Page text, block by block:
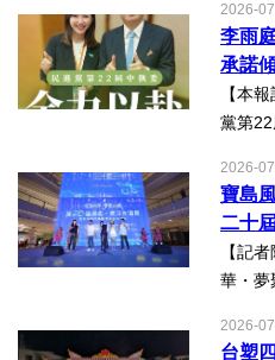
研發
準未來
伴展
2026-
李雨
承諾
雄與
【本
黨第
表示
持，深
未來
2026-
寶島
二十
集暨
【記
華・夢
16日
2026-
台塑